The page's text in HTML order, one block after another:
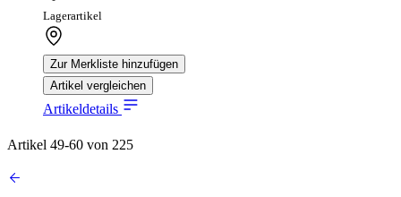
Lagerartikel
Zur Merkliste hinzufügen
Artikel vergleichen
Artikeldetails
Artikel 49-60 von 225